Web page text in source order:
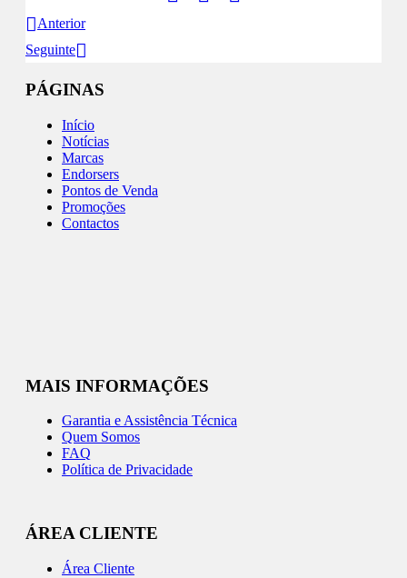
Anterior
Seguinte
PÁGINAS
Início
Notícias
Marcas
Endorsers
Pontos de Venda
Promoções
Contactos
MAIS INFORMAÇÕES
Garantia e Assistência Técnica
Quem Somos
FAQ
Política de Privacidade
ÁREA CLIENTE
Área Cliente